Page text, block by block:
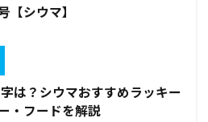
【シウマ】
は？シウマおすすめラッキー
・フードを解説